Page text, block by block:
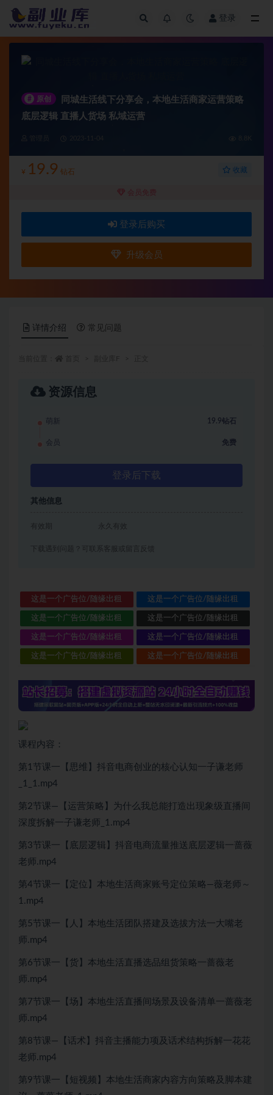
登录
# 原创
同城生活线下分享会，本地生活商家运营策略
底层逻辑 直播人货场 私域运营
¥ 19.9 钻石 收藏
会员免费
登录后购买
升级会员
详情介绍 常见问题
资源信息
萌新 19.9钻石
会员 免费
登录后下载
其他信息
有效期 永久有效
下载遇到问题？可联系客服或留言反馈
这是一个广告位/随缘出租 这是一个广告位/随缘出租
这是一个广告位/随缘出租 这是一个广告位/随缘出租
这是一个广告位/随缘出租 这是一个广告位/随缘出租
这是一个广告位/随缘出租 这是一个广告位/随缘出租
课程内容：
第1节课一【思维】抖音电商创业的核心认知一子谦老师
_1_1.mp4
第2节课—【运营策略】为什么我总能打造出现象级直播间
深度拆解一子谦老师_1.mp4
第3节课一【底层逻辑】抖音电商流量推送底层逻辑一蔷薇
老师.mp4
第4节课一【定位】本地生活商家账号定位策略—薇老师～
1.mp4
第5节课一【人】本地生活团队搭建及选拔方法一大嘴老
师.mp4
第6节课一【货】本地生活直播选品组货策略一蔷薇老
师.mp4
第7节课一【场】本地生活直播间场景及设备清单一蔷薇老
师.mp4
第8节课—【话术】抖音主播能力项及话术结构拆解一花花
老师.mp4
第9节课一【短视频】本地生活商家内容方向策略及脚本建